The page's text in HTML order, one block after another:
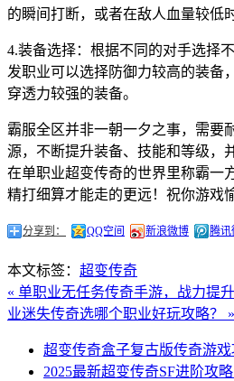
的瞬间打断，或者在敌人血量较低
4.装备选择：根据不同的对手选择
发职业可以选择防御力较高的装备
穿透力较强的装备。
霸服全区并非一朝一夕之事，需要
源，不断提升装备、技能和等级，
在单职业超变传奇的世界里称霸一
精打细算才能走的更远！祝你游戏
分享到： QQ空间 新浪微博 腾讯
本文标签： 超变传奇
« 单职业无任务传奇手游，战力提
业迷失传奇选哪个职业好玩攻略？ »
超变传奇盒子复古版传奇游戏
2025最新超变传奇SF进阶攻